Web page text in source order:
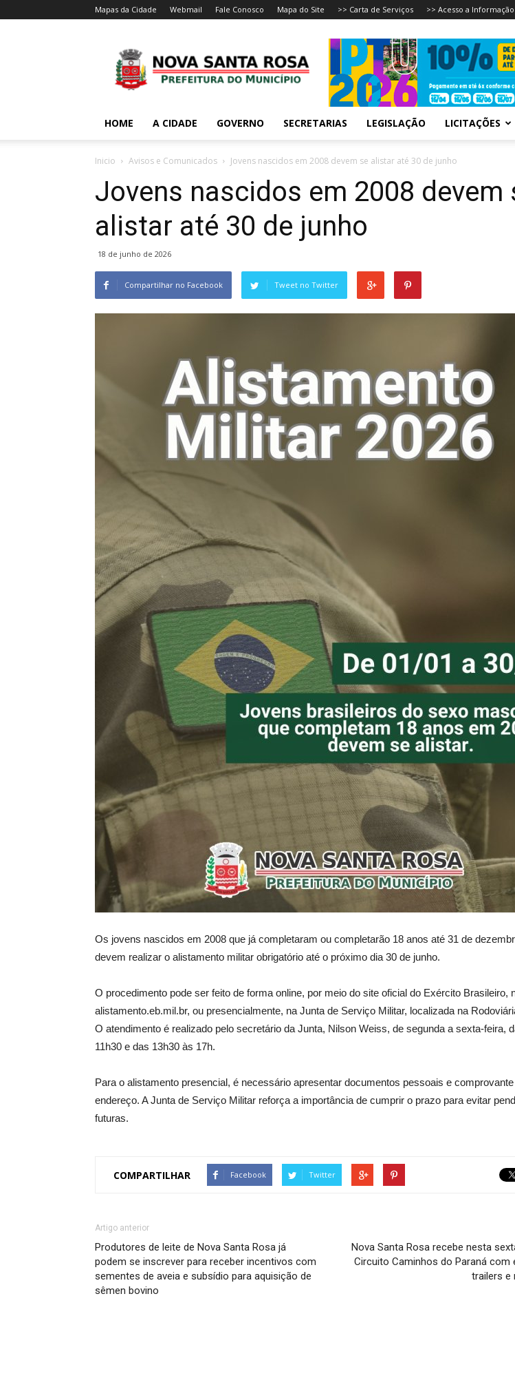
Mapas da Cidade Webmail Fale Conosco Mapa do Site >> Carta de Serviços >> Acesso a Informação
HOME A CIDADE GOVERNO SECRETARIAS LEGISLAÇÃO LICITAÇÕES
Inicio Avisos e Comunicados Jovens nascidos em 2008 devem se alistar até 30 de junho
Jovens nascidos em 2008 devem
alistar até 30 de junho
18 de junho de 2026
Compartilhar no Facebook Tweet no Twitter
Os jovens nascidos em 2008 que já completaram ou completarão 18 anos até 31 de
devem realizar o alistamento militar obrigatório até o próximo dia 30 de junho.
O procedimento pode ser feito de forma online, por meio do site oficial do Exército Brasileiro,
alistamento.eb.mil.br, ou presencialmente, na Junta de Serviço Militar, localizada na
O atendimento é realizado pelo secretário da Junta, Nilson Weiss, de segunda a sexta-feira,
11h30 e das 13h30 às 17h.
Para o alistamento presencial, é necessário apresentar documentos pessoais e
endereço. A Junta de Serviço Militar reforça a importância de cumprir o prazo para evitar
futuras.
COMPARTILHAR Facebook Twitter
Artigo anterior
Produtores de leite de Nova Santa Rosa já
podem se inscrever para receber incentivos com
sementes de aveia e subsídio para aquisição de
sêmen bovino
Nova Santa Rosa recebe nesta
Circuito Caminhos do Paraná com
trailers e